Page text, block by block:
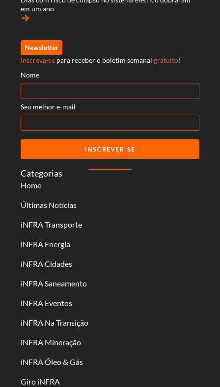
Categorias
Home
Últimas Notícias
iNFRA Transporte
iNFRA Energia
iNFRA Cidades
iNFRA Saneamento
iNFRA Eventos
iNFRA Na Transição
iNFRA Mineração
iNFRA Óleo & Gás
Giro iNFRA
em um ano
arrow_forward
Newsletter
Inscreva-se para receber o boletim semanal gratuito!
Nome
Seu melhor e-mail
INSCREVER-SE